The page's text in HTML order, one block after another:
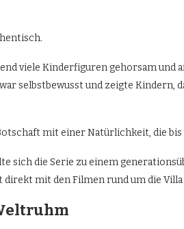
viele Kinderfiguren gehorsam und
selbstbewusst und zeigte Kindern,
mit einer Natürlichkeit, die bis
sich die Serie zu einem
mit den Filmen rund um die